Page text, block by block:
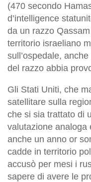
(470 secondo
d’intelligence
da un razzo
territorio israeliano
sull’ospedale,
del razzo abbia
Gli Stati Uniti, che
satellitare sulla
che si sia trattato di
valutazione analoga
anche un anno or
cadde in territorio
accusò per mesi i
sapere di avere le